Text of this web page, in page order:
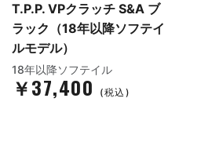
T.P.P. VPクラッチ S&A ブ
ラック（18年以降ソフテイ
ルモデル）
18年以降ソフテイル
￥37,400 (税込)